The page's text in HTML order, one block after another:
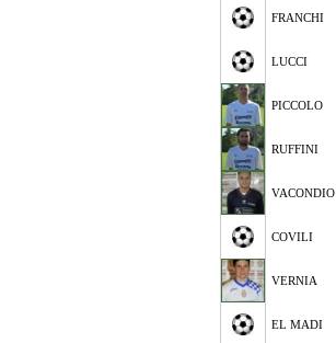
FRANCHI
LUCCI
PICCOLO
RUFFINI
VACONDIO
COVILI
VERNIA
EL MADI